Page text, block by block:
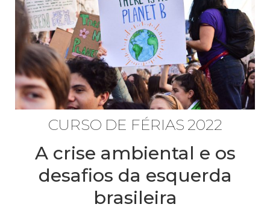
CURSO DE FÉRIAS 2022
A crise ambiental e os
desafios da esquerda
brasileira